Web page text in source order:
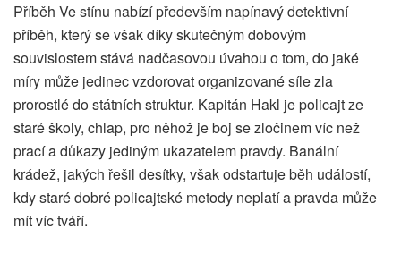
Příběh Ve stínu nabízí především napínavý detektivní
příběh, který se však díky skutečným dobovým
souvislostem stává nadčasovou úvahou o tom, do jaké
míry může jedinec vzdorovat organizované síle zla
prorostlé do státních struktur. Kapitán Hakl je policajt ze
staré školy, chlap, pro něhož je boj se zločinem víc než
prací a důkazy jediným ukazatelem pravdy. Banální
krádež, jakých řešil desítky, však odstartuje běh událostí,
kdy staré dobré policajtské metody neplatí a pravda může
mít víc tváří.